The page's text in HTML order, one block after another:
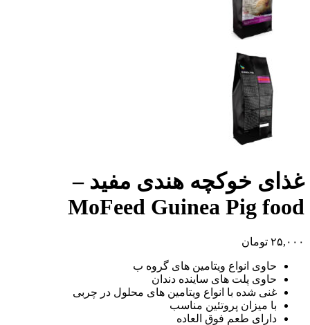
غذای خوکچه هندی مفید –
MoFeed Guinea Pig food
۲۵,۰۰۰ تومان
حاوی انواع ویتامین های گروه ب
حاوی پلت های ساینده دندان
غنی شده با انواع ویتامین های محلول در چربی
با میزان پروتئین مناسب
دارای طعم فوق العاده